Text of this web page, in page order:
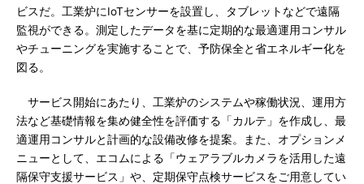
ビスだ。工業炉にIoTセンサーを設置し、タブレットなどで遠隔
監視ができる。測定したデータを基に定期的な最適運用コンサル
やチューニングを実施することで、予防保全と省エネルギー化を
図る。
サービス開始にあたり、工業炉のシステムや稼働状況、運用方
法など基礎情報を集め健全性を評価する「カルテ」を作成し、最
適運用コンサルと計画的な設備改修を提案。また、オプションメ
ニューとして、エコムによる「ウェアラブルカメラを活用した遠
隔保守支援サービス」や、定期保守点検サービスをご用意してい